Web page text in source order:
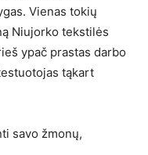
Vienas tokių
Niujorko tekstilės
ypač prastas darbo
tąkart
savo žmonų,